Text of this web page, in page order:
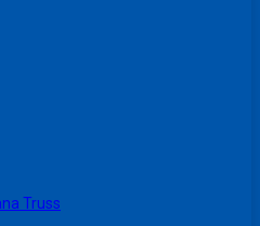
Truss